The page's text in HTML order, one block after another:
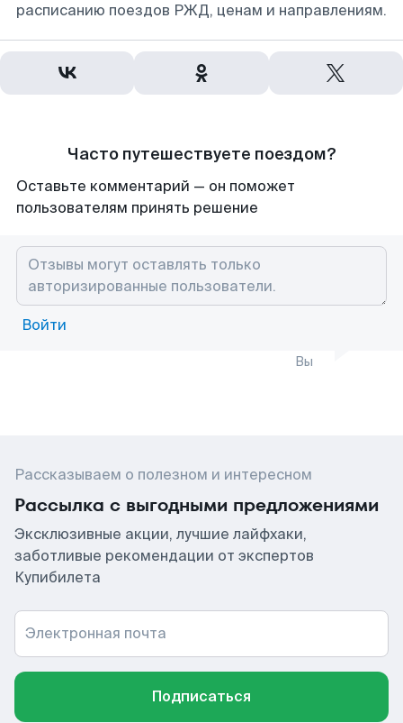
расписанию поездов РЖД, ценам и направлениям.
Часто путешествуете поездом?
Оставьте комментарий — он поможет
пользователям принять решение
Войти
Вы
Рассказываем о полезном и интересном
Рассылка с выгодными предложениями
Эксклюзивные акции, лучшие лайфхаки,
заботливые рекомендации от экспертов
Купибилета
Электронная почта
Подписаться